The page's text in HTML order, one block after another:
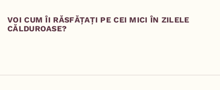
VOI CUM ÎI RĂSFĂȚAȚI PE CEI MICI ÎN ZILELE
CĂLDUROASE?